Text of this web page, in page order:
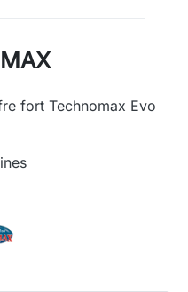
fort Technomax Evo